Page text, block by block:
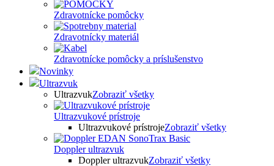
Zdravotnícke pomôcky
Zdravotnícky materiál
Zdravotnícke pomôcky a príslušenstvo
Novinky
Ultrazvuk
UltrazvukZobraziť všetky
Ultrazvukové prístroje
Ultrazvukové prístrojeZobraziť všetky
Doppler ultrazvuk
Doppler ultrazvukZobraziť všetky